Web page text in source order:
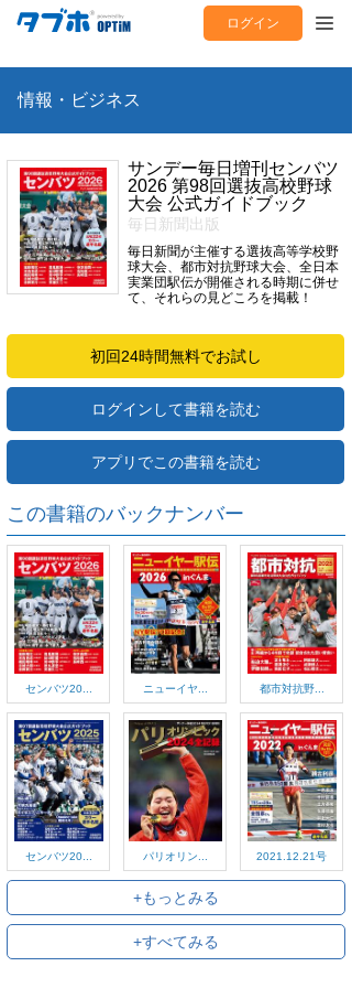
ログイン
情報・ビジネス
サンデー毎日増刊センバツ
2026 第98回選抜高校野球
大会 公式ガイドブック
毎日新聞出版
毎日新聞が主催する選抜高等学校野
球大会、都市対抗野球大会、全日本
実業団駅伝が開催される時期に併せ
て、それらの見どころを掲載！
初回24時間無料でお試し
ログインして書籍を読む
アプリでこの書籍を読む
この書籍のバックナンバー
センバツ20... ニューイヤ... 都市対抗野...
センバツ20... パリオリン... 2021.12.21号
+もっとみる
+すべてみる